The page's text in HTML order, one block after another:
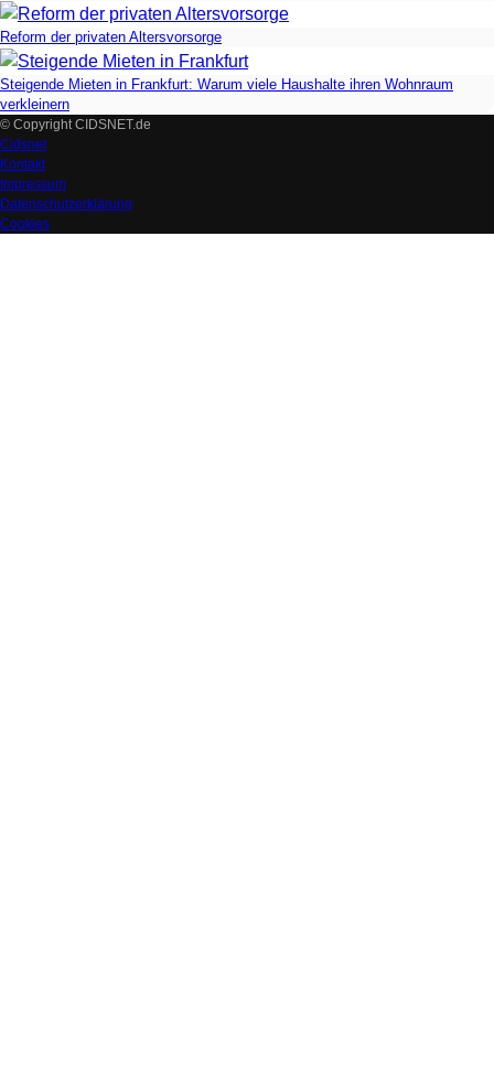
Reform der privaten Altersvorsorge
Steigende Mieten in Frankfurt: Warum viele Haushalte ihren Wohnraum
verkleinern
© Copyright CIDSNET.de
Cidsnet
Kontakt
Impressum
Datenschutzerklärung
Cookies